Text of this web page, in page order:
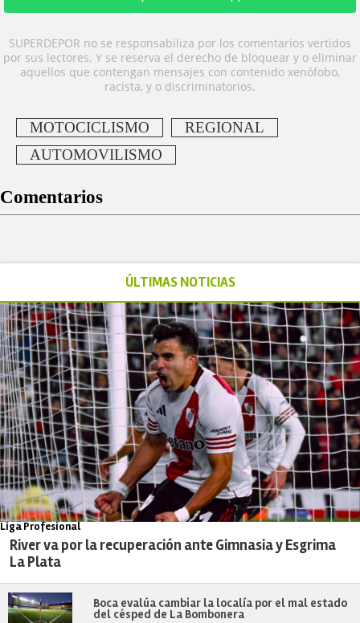
SUPERDEPOR no se responsabiliza por los comentarios vertidos
por sus lectores. Y se reserva el derecho de bloquear y o eliminar
aquellos que contengan mensajes con contenido xenófobo,
racista, y o discriminatorios.
MOTOCICLISMO
REGIONAL
AUTOMOVILISMO
Comentarios
ÚLTIMAS NOTICIAS
Liga Profesional
River va por la recuperación ante Gimnasia y Esgrima
La Plata
Boca evalúa cambiar la localía por el mal estado
del césped de La Bombonera